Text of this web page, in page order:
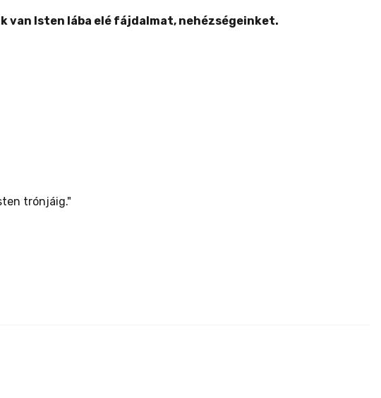
Isten lába elé fájdalmat, nehézségeinket.
trónjáig."